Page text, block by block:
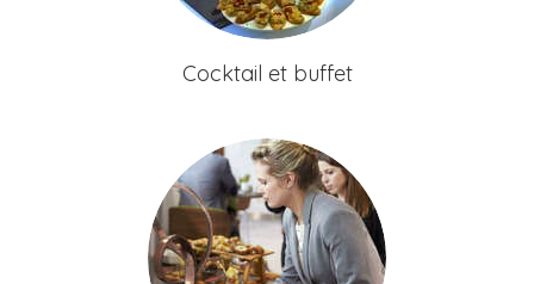
Cocktail et buffet